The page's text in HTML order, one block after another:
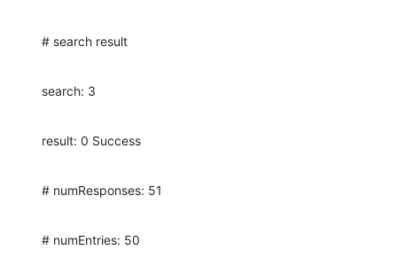
# search result
search: 3
result: 0 Success
# numResponses: 51
# numEntries: 50